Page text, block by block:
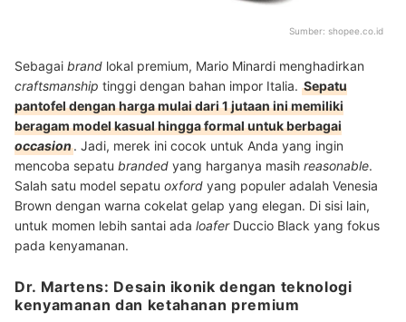
Sumber: shopee.co.id
Sebagai brand lokal premium, Mario Minardi menghadirkan
craftsmanship tinggi dengan bahan impor Italia. Sepatu
pantofel dengan harga mulai dari 1 jutaan ini memiliki
beragam model kasual hingga formal untuk berbagai
occasion. Jadi, merek ini cocok untuk Anda yang ingin
mencoba sepatu branded yang harganya masih reasonable.
Salah satu model sepatu oxford yang populer adalah Venesia
Brown dengan warna cokelat gelap yang elegan. Di sisi lain,
untuk momen lebih santai ada loaferDuccio Black yang fokus
pada kenyamanan.
Dr. Martens: Desain ikonik dengan teknologi
kenyamanan dan ketahanan premium